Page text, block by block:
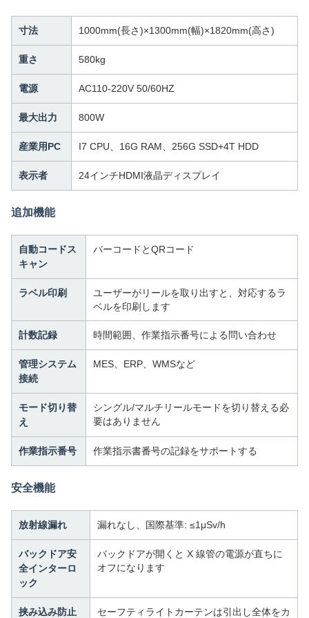
寸法 1000mm(長さ)×1300mm(幅)×1820mm(高さ)
重さ 580kg
電源 AC110-220V 50/60HZ
最大出力 800W
産業用PC I7 CPU、16G RAM、256G SSD+4T HDD
表示者 24インチHDMI液晶ディスプレイ
追加機能
自動コードス
キャン
バーコードとQRコード
ラベル印刷
ユーザーがリールを取り出すと、対応するラ
ベルを印刷します
計数記録 時間範囲、作業指示番号による問い合わせ
管理システム
接続
MES、ERP、WMSなど
モード切り替
え
シングル/マルチリールモードを切り替える必
要はありません
作業指示番号 作業指示書番号の記録をサポートする
安全機能
放射線漏れ 漏れなし、国際基準: ≤1μSv/h
バックドア安
全インターロ
ック
バックドアが開くと X 線管の電源が直ちに
オフになります
挟み込み防止
セーフティライトカーテンは引出し全体をカ